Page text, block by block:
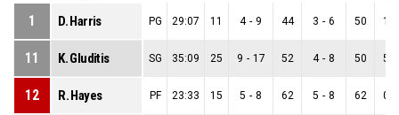
1 D. Harris PG 29:07 11 4 - 9 44 3 - 6 50 1
11 K. Gluditis SG 35:09 25 9 - 17 52 4 - 8 50 5
12 R. Hayes PF 23:33 15 5 - 8 62 5 - 8 62 0